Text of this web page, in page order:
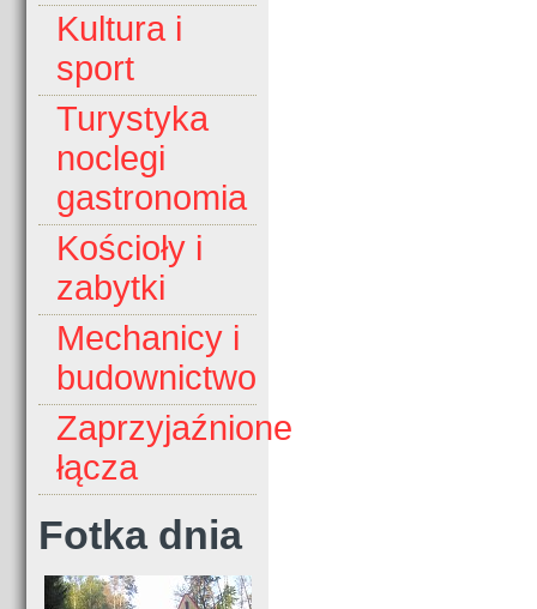
Kultura i
sport
Turystyka
noclegi
gastronomia
Kościoły i
zabytki
Mechanicy i
budownictwo
Zaprzyjaźnione
łącza
Fotka dnia